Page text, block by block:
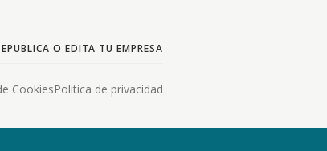
PUBLICA O EDITA TU EMPRESA
CookiesPolitica de privacidad